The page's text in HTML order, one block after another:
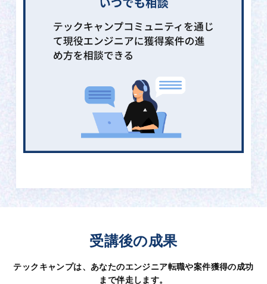
受講後の成果
テックキャンプは、あなたのエンジニア転職や案件獲得の成功
まで伴走します。